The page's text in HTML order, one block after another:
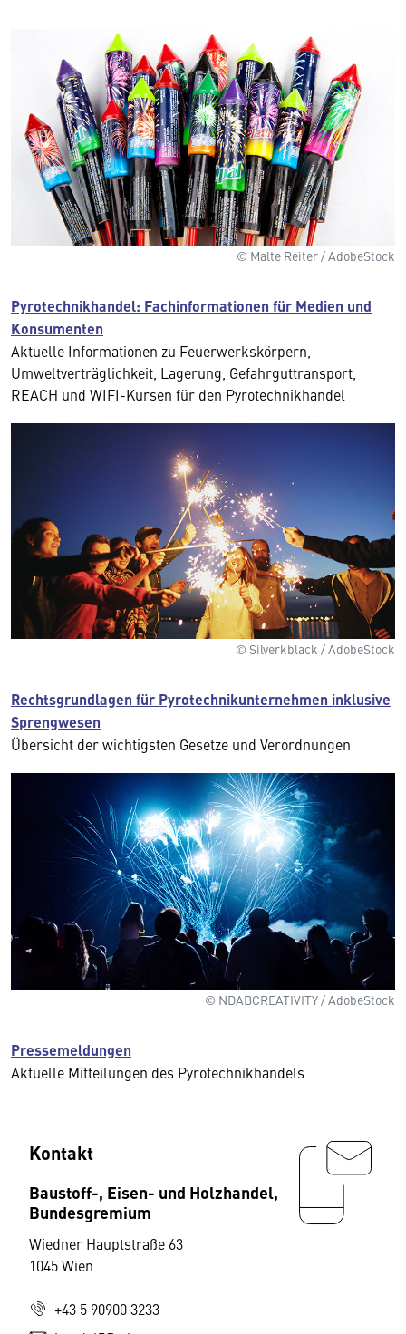
© Malte Reiter / AdobeStock
Pyrotechnikhandel: Fachinformationen für Medien und
Konsumenten
Aktuelle Informationen zu Feuerwerkskörpern,
Umweltverträglichkeit, Lagerung, Gefahrguttransport,
REACH und WIFI-Kursen für den Pyrotechnikhandel
© Silverkblack / AdobeStock
Rechtsgrundlagen für Pyrotechnikunternehmen inklusive
Sprengwesen
Übersicht der wichtigsten Gesetze und Verordnungen
© NDABCREATIVITY / AdobeStock
Pressemeldungen
Aktuelle Mitteilungen des Pyrotechnikhandels
Kontakt
Baustoff-, Eisen- und Holzhandel,
Bundesgremium
Wiedner Hauptstraße 63
1045 Wien
+43 5 90900 3233